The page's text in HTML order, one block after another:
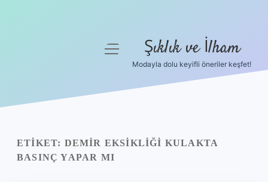
Yasal Uyarı
menüyü
Şıklık ve İlham
Modayla dolu keyifli öneriler keşfet!
ETIKET: DEMIR EKSIKLIĞI KULAKTA
BASINÇ YAPAR MI